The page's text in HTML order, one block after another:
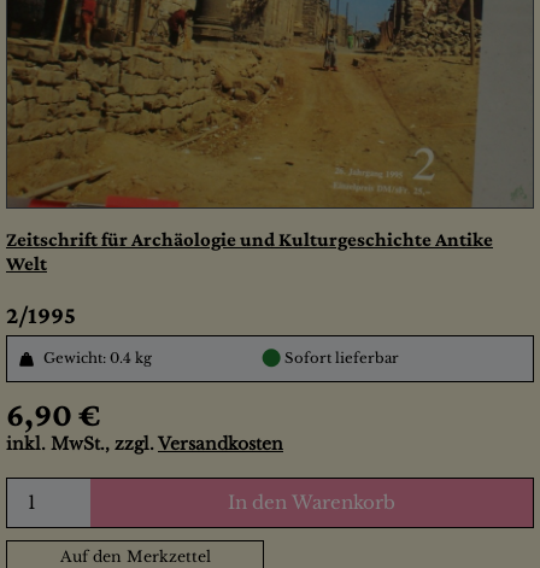
Zeitschrift für Archäologie und Kulturgeschichte Antike
Welt
2/1995
Gewicht: 0.4 kg ● Sofort lieferbar
6,90 €
inkl. MwSt., zzgl. Versandkosten
In den Warenkorb
Auf den Merkzettel